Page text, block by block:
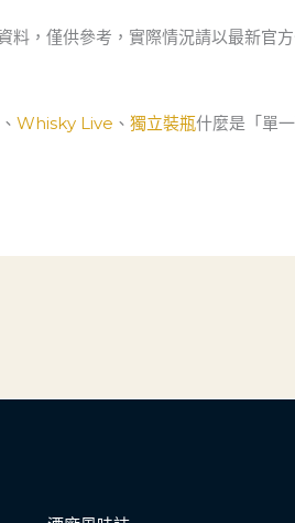
，僅供參考，實際情況請以最新官
、Whisky Live 、獨立裝瓶什麼是「單